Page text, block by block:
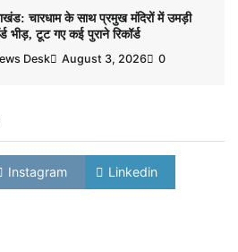
चारधाम के साथ प्रमुख मंदिरों में उमड़ी
भीड़, टूट गए कई पुराने रिकॉर्ड
Desk August 3, 2026 0
Instagram Linkedin